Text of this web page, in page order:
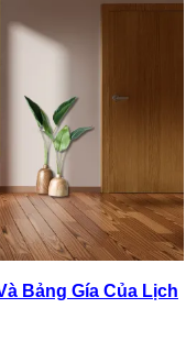
Bảng Gía Của Lịch